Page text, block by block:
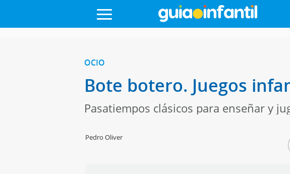
OCIO
Bote botero. Juegos
Pasatiempos clásicos para enseñar y
Pedro Oliver